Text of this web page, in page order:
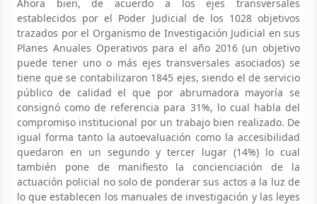
Ahora bien, de acuerdo a los ejes transversales
establecidos por el Poder Judicial de los 1028 objetivos
trazados por el Organismo de Investigación Judicial en sus
Planes Anuales Operativos para el año 2016 (un objetivo
puede tener uno o más ejes transversales asociados) se
tiene que se contabilizaron 1845 ejes, siendo el de servicio
público de calidad el que por abrumadora mayoría se
consignó como de referencia para 31%, lo cual habla del
compromiso institucional por un trabajo bien realizado. De
igual forma tanto la autoevaluación como la accesibilidad
quedaron en un segundo y tercer lugar (14%) lo cual
también pone de manifiesto la concienciación de la
actuación policial no solo de ponderar sus actos a la luz de
lo que establecen los manuales de investigación y las leyes